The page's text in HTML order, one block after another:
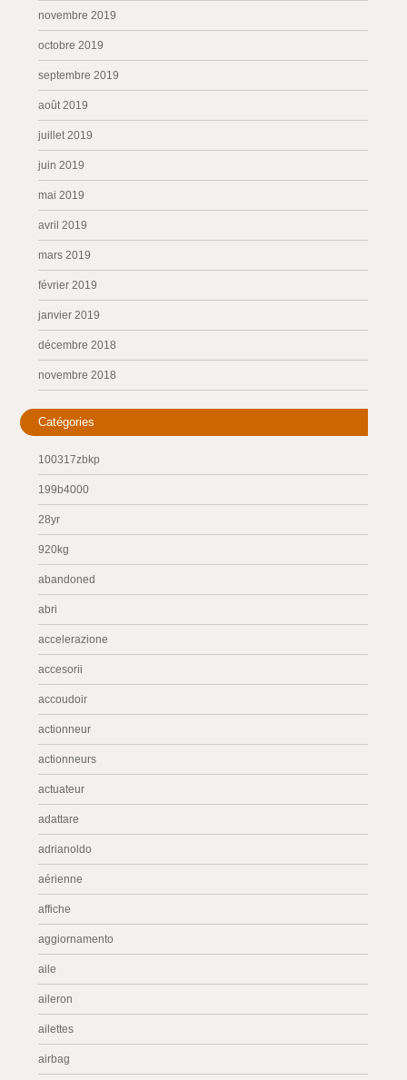
novembre 2019
octobre 2019
septembre 2019
août 2019
juillet 2019
juin 2019
mai 2019
avril 2019
mars 2019
février 2019
janvier 2019
décembre 2018
novembre 2018
Catégories
100317zbkp
199b4000
28yr
920kg
abandoned
abri
accelerazione
accesorii
accoudoir
actionneur
actionneurs
actuateur
adattare
adrianoldo
aérienne
affiche
aggiornamento
aile
aileron
ailettes
airbag